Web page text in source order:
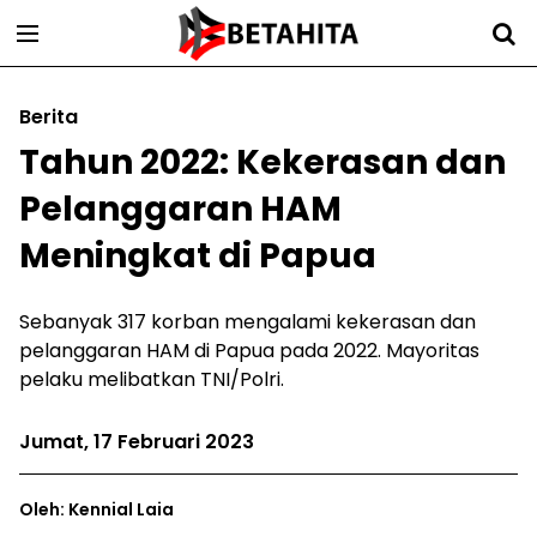
Berita
Tahun 2022: Kekerasan dan
Pelanggaran HAM
Meningkat di Papua
Sebanyak 317 korban mengalami kekerasan dan
pelanggaran HAM di Papua pada 2022. Mayoritas
pelaku melibatkan TNI/Polri.
Jumat, 17 Februari 2023
Oleh: Kennial Laia